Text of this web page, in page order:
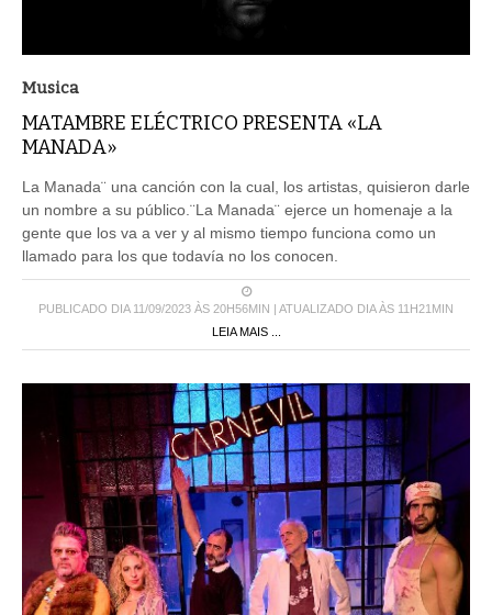
Musica
MATAMBRE ELÉCTRICO PRESENTA «LA
MANADA»
La Manada¨ una canción con la cual, los artistas, quisieron darle
un nombre a su público.¨La Manada¨ ejerce un homenaje a la
gente que los va a ver y al mismo tiempo funciona como un
llamado para los que todavía no los conocen.
PUBLICADO DIA 11/09/2023 ÀS 20H56MIN | ATUALIZADO DIA ÀS 11H21MIN
LEIA MAIS ...